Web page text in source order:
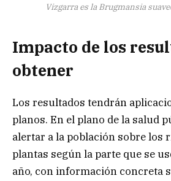
Vizgarra es la Brugmansia
Impacto de los
obtener
Los resultados tendrán
planos. En el plano de la salud
alertar a la población sobre los
plantas según la parte que se
año, con información concreta